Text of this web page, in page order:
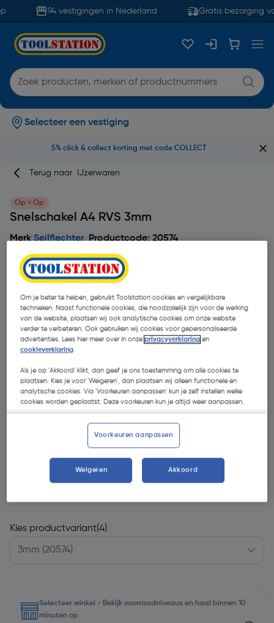
94 vestigingen in Nederland Gratis bezorging
Selecteer een vestiging
5% click & collect korting met code COLLECT
Terug naar IJzerwaren
Op = Op
Snelschakel A4 RVS 3mm
MerkSeilflechter Productcode: 20574
1 beoordeling(en)
€ 0,46
Kies productvariant(4)
Selecteer winkel - Bekijk voorraadniveaus en haal binnen 10
minuten op
Om je beter te helpen, gebruikt Toolstation cookies en vergelijkbare
technieken. Naast functionele cookies, die noodzakelijk zijn voor de werking
van de website, plaatsen wij ook analytische cookies om onze website
verder te verbeteren. Ook gebruiken wij cookies voor gepersonaliseerde
advertenties. Lees hier meer over in onzeprivacyverklaring en
cookieverklaring.
Als je op 'Akkoord' klikt, dan geef je ons toestemming om alle cookies te
plaatsen. Kies je voor 'Weigeren', dan plaatsen wij alleen functionele en
analytische cookies. Via 'Voorkeuren aanpassen' kun je zelf instellen welke
cookies worden geplaatst. Deze voorkeuren kun je altijd weer aanpassen.
Voorkeuren aanpassen
Weigeren Akkoord